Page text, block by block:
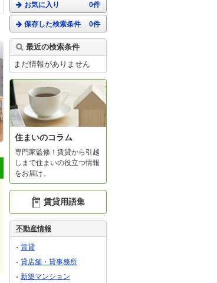
お気に入り 0件
保存した検索条件 0件
最近の検索条件
まだ情報がありません
住まいのコラム
専門家監修！賃貸から引越
しまで住まいの役立つ情報
をお届け。
賃貸用語集
不動産情報
賃貸
貸店舗・貸事務所
新築マンション